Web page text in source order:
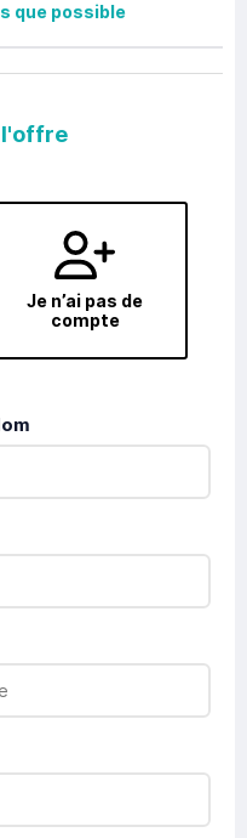
que possible
l'offre
Je n’ai pas de
compte